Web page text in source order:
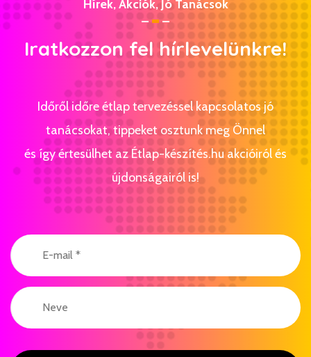
Hírek, Akciók, Jó Tanácsok
Iratkozzon fel hírlevelünkre!
Időről időre étlap tervezéssel kapcsolatos jó
tanácsokat, tippeket osztunk meg Önnel
és így értesülhet az Étlap-készítés.hu akcióiról és
újdonságairól is!